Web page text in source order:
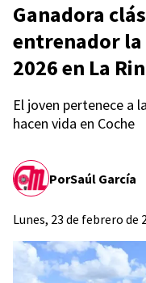
Ganadora
entrenador
2026 en La
El joven pertenece a
hacen vida en Coche
PorSaúl García
Lunes, 23 de febrero de